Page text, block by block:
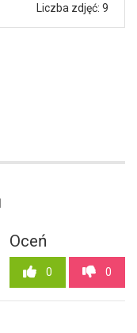
Liczba zdjęć: 9
Oceń
0 0